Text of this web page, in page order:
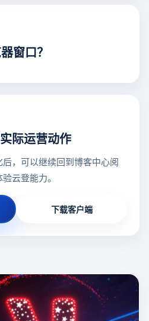
窗口？
际运营动作
，可以继续回到博客中心阅
云登能力。
下载客户端